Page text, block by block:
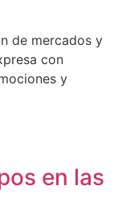
de mercados y
con
y
en las